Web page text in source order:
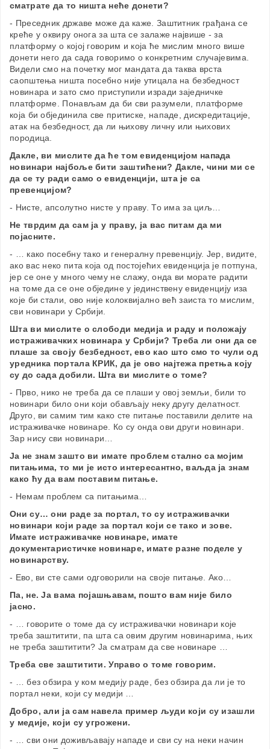
сматрате да то ништа неће донети?
- Преседник државе може да каже. Заштитник грађана се
креће у оквиру онога за шта се залаже највише - за
платформу о којој говорим и која ће мислим много више
донети него да сада говоримо о конкретним случајевима.
Видели смо на почетку мог мандата да таква врста
саопштења ништа посебно није утицала на безбедност
новинара и зато смо приступили изради заједничке
платформе. Понављам да би сви разумели, платформе
која би објединила све притиске, нападе, дискредитације,
атак на безбедност, да ли њихову личну или њихових
породица.
Дакле, ви мислите да ће том евиденцијом напада
новинари најбоље бити заштићени? Дакле, чини ми се
да се ту ради само о евиденцији, шта је са
превенцијом?
- Нисте, апсолутно нисте у праву. То има за циљ…
Не тврдим да сам ја у праву, ја вас питам да ми
појасните.
- … како посебну тако и генералну превенцију. Јер, видите,
ако вас неко пита која од постојећих евиденција је потпуна,
јер се оне у много чему не слажу, онда ви морате радити
на томе да се оне обједине у јединствену евиденцију иза
које би стали, ово није колоквијално већ заиста то мислим,
сви новинари у Србији.
Шта ви мислите о слободи медија и раду и положају
истраживачких новинара у Србији? Треба ли они да се
плаше за своју безбедност, ево као што смо то чули од
уредника портала КРИК, да је ово најтежа претња коју
су до сада добили. Шта ви мислите о томе?
- Прво, нико не треба да се плаши у овој земљи, били то
новинари било они који обављају неку другу делатност.
Друго, ви самим тим како сте питање поставили делите на
истраживачке новинаре. Ко су онда ови други новинари.
Зар нису сви новинари…
Ја не знам зашто ви имате проблем стално са мојим
питањима, то ми је исто интересантно, ваљда ја знам
како ћу да вам поставим питање.
- Немам проблем са питањима…
Они су… они раде за портал, то су истраживачки
новинари који раде за портал који се тако и зове.
Имате истраживачке новинаре, имате
документаристичке новинаре, имате разне поделе у
новинарству.
- Ево, ви сте сами одговорили на своје питање. Ако…
Па, не. Ја вама појашњавам, пошто вам није било
јасно.
- … говорите о томе да су истраживачки новинари које
треба заштитити, па шта са овим другим новинарима, њих
не треба заштитити? Ја сматрам да све новинаре …
Треба све заштитити. Управо о томе говорим.
- … без обзира у ком медију раде, без обзира да ли је то
портал неки, који су медији …
Добро, али ја сам навела пример људи који су изашли
у медије, који су угрожени.
- … сви они доживљавају нападе и сви су на неки начин